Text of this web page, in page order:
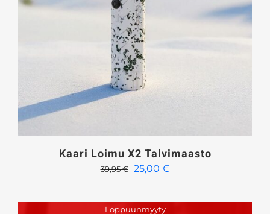
Kaari Loimu X2 Talvimaasto
39,95€ Alkuperäinen
oli:
25,00 €Nykyinen
on:
Loppuunmyyty